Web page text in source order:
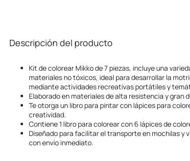
Descripción del producto
Kit de colorear Mikko de 7 piezas, incluye una
materiales no tóxicos, ideal para desarrollar la
mediante actividades recreativas portátiles y
Elaborado en materiales de alta resistencia y gran
Te otorga un libro para pintar con lápices para
creatividad.
Contiene 1 libro para colorear con 6 lápices de
Diseñado para facilitar el transporte en mochilas y
con envío inmediato.